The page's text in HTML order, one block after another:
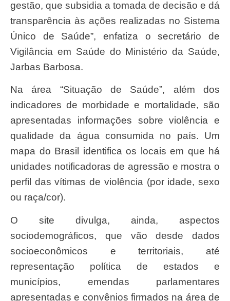
gestão, que subsidia a tomada de decisão e dá
transparência às ações realizadas no Sistema
Único de Saúde”, enfatiza o secretário de
Vigilância em Saúde do Ministério da Saúde,
Jarbas Barbosa.
Na área “Situação de Saúde”, além dos
indicadores de morbidade e mortalidade, são
apresentadas informações sobre violência e
qualidade da água consumida no país. Um
mapa do Brasil identifica os locais em que há
unidades notificadoras de agressão e mostra o
perfil das vítimas de violência (por idade, sexo
ou raça/cor).
O site divulga, ainda, aspectos
sociodemográficos, que vão desde dados
socioeconômicos e territoriais, até
representação política de estados e
municípios, emendas parlamentares
apresentadas e convênios firmados na área de